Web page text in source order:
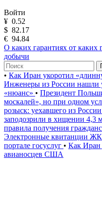
Войти
¥ 0.52
$ 82.17
€ 94.84
О каких гарантиях от каких
добычи
• Как Иран укоротил
Инженеры из России нашли
«нюанс» • Президент
москалей», но при одном
розыск: уехавшего из
заподозрили в хищении 4,3
правила получения
Электронные квитанции
портале госуслуг • Как Иран
авианосцев США